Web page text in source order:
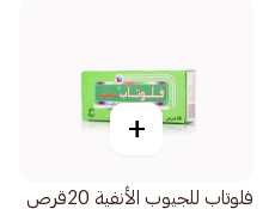
+
فلوتاب للجيوب الأنفية 20قرص